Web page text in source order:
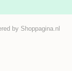
by Shoppagina.nl